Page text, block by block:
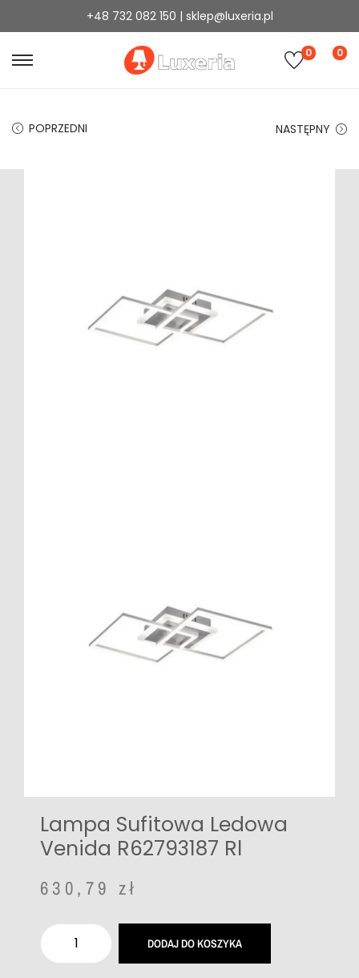
+48 732 082 150 | sklep@luxeria.pl
0 0
POPRZEDNI NASTĘPNY
Lampa Sufitowa Ledowa
Venida R62793187 Rl
630,79 zł
DODAJ DO KOSZYKA